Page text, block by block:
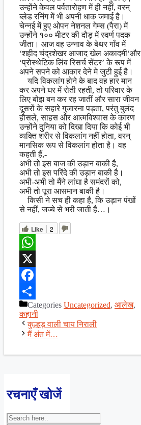
उन्होंने केवल पर्वतारोहण में ही नहीं, वरन्
ब्लेड रनिंग में भी अपनी धाक जमाई है।
चेन्नई में हुए ओपन नेशनल गेम्स (पैरा) में
उन्होंने १०० मीटर की दौड़ में स्वर्ण पदक
जीता। आज वह उन्नाव के बेथर गाँव में
‘शहीद चंद्रशेखर आजाद खेल अकादमी‘और
‘प्रोस्थेटिक लिंब रिसर्च सेंटर’ के रूप में
अपने सपने को आकार देने मे जुटी हुई है।
यदि विकलांग होने के बाद वह हार मान
कर अपने घर में रोती रहती, तो परिवार के
लिए बोझ बन कर रह जातीं और सारा जीवन
दूसरों के सहारे गुजारना पड़ता, परंतु बुलंद
हौसले, साहस और आत्मविश्वास के कारण
उन्होंने दुनिया को दिखा दिया कि कोई भी
व्यक्ति शरीर से विकलांग नहीं होता, वरन्
मानसिक रूप से विकलांग होता है। वह
कहती हैं,-
अभी तो इस बाज की उड़ान बाकी है,
अभी तो इस परिंदे की उड़ान बाकी है।
अभी-अभी तो मैंने लांघा है समंदरों को,
अभी तो पूरा आसमान बाकी है।
किसी ने सच ही कहा है, कि उड़ान पंखों
से नहीं, जज्बे से भरी जाती है…।
Like 2
WhatsApp
X
Facebook
ShareCategories Uncategorized, आलेख,
कहानी
कुल्हड़ वाली चाय निराली
मैं अंत में…
रचनाएँ खोजें